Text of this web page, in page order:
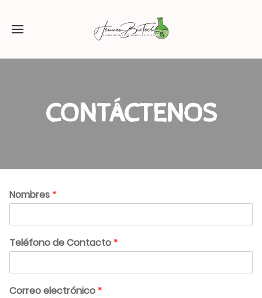
CONTÁCTENOS
Nombres *
Teléfono de Contacto *
Correo electrónico *